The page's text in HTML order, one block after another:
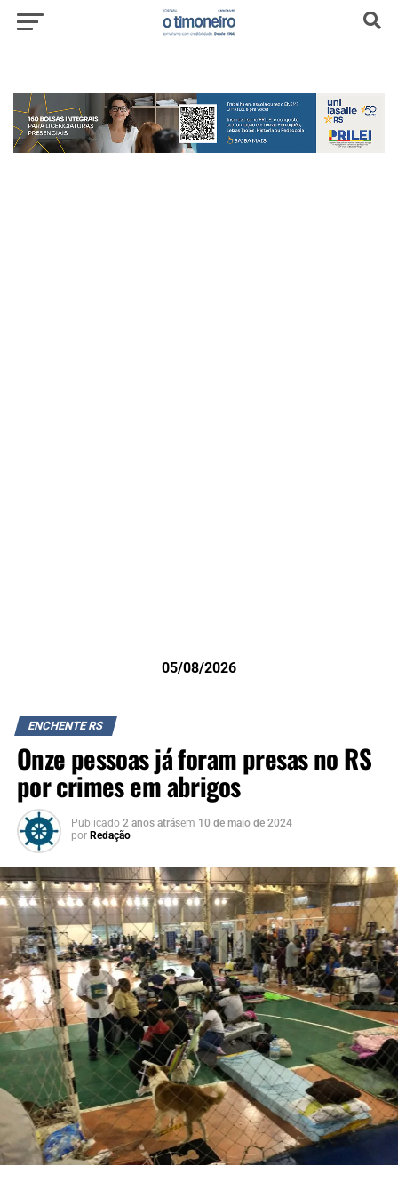
05/08/2026
ENCHENTE RS
Onze pessoas já foram presas no RS
por crimes em abrigos
Publicado 2 anos atrásem 10 de maio de 2024
por Redação